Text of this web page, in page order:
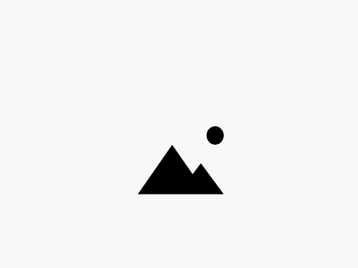
pomoc@pitax.pl